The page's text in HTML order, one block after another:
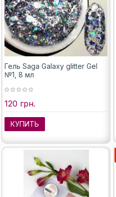
Гель Saga Galaxy glitter Gel
№1, 8 мл
120 грн.
КУПИТЬ